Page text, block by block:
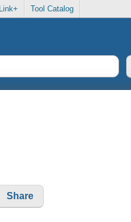
Link+ Tool Catalog
Share